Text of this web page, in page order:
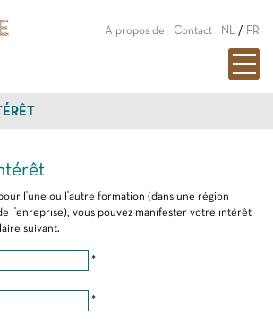
A propos de Contact NL / FR
l'une ou l'autre formation (dans une région
l'enreprise), vous pouvez manifester votre intérêt
suivant.
*
*